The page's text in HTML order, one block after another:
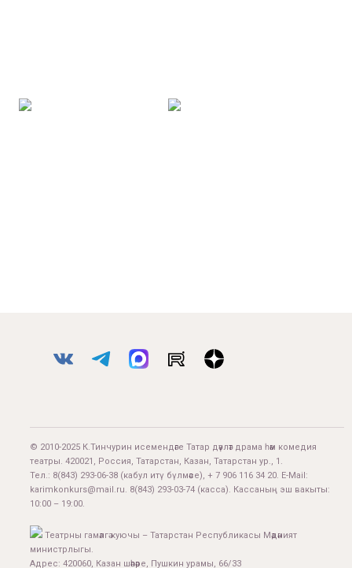
© 2010-2025 К.Тинчурин исемендәге Татар дәүләт драма һәм комедия
театры. 420021, Россия, Татарстан, Казан, Татарстан ур., 1.
Тел.: 8(843) 293-06-38 (кабул итү бүлмәсе), + 7 906 116 34 20. E-Mail:
karimkonkurs@mail.ru. 8(843) 293-03-74 (касса). Кассаның эш вакыты:
10:00 – 19:00.
Театрны гамәлгә куючы – Татарстан Республикасы Мәдәният
министрлыгы.
Адрес: 420060, Казан шәһәре, Пушкин урамы, 66/33